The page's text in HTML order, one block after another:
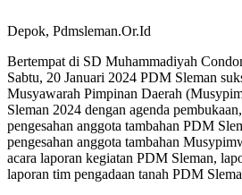
Depok, Pdmsleman.Or.Id
Bertempat di SD Muhammadiyah
Sabtu, 20 Januari 2024 PDM Sleman
Musyawarah Pimpinan Daerah
Sleman 2024 dengan agenda
pengesahan anggota tambahan PDM
pengesahan anggota tambahan
acara laporan kegiatan PDM Sleman,
laporan tim pengadaan tanah PDM